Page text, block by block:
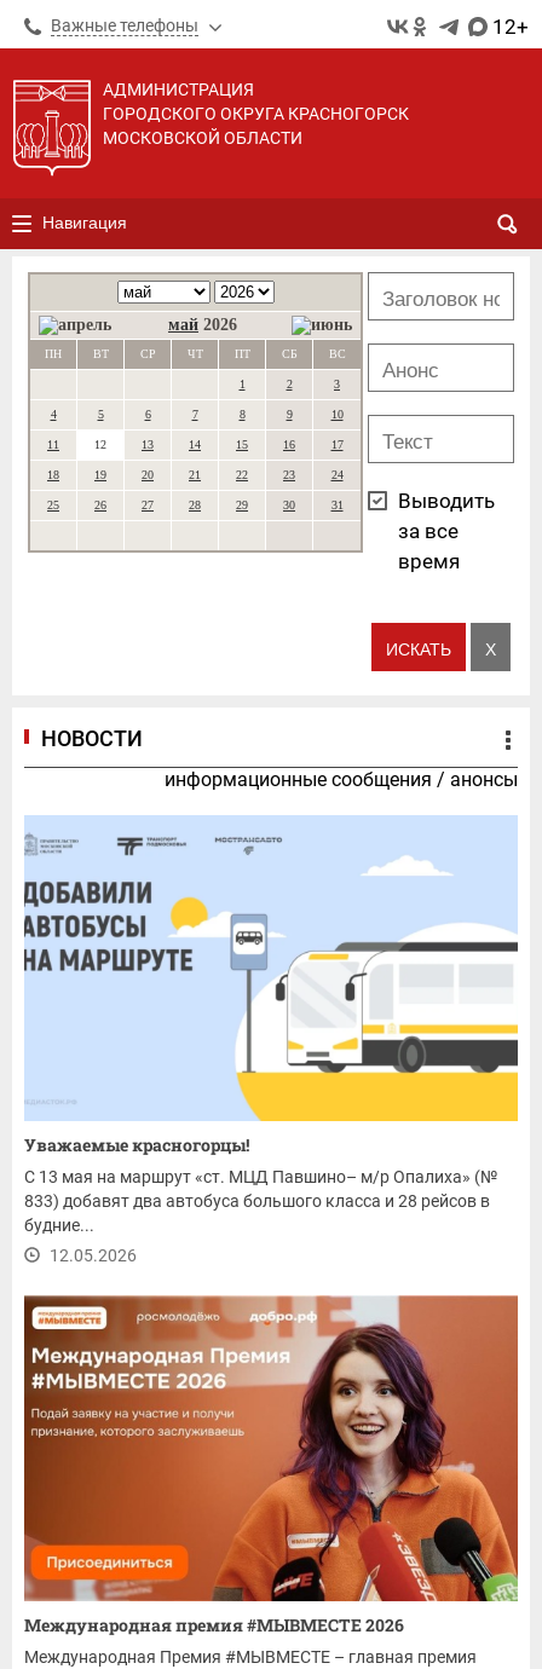
Важные телефоны 12+
АДМИНИСТРАЦИЯ
ГОРОДСКОГО ОКРУГА КРАСНОГОРСК
МОСКОВСКОЙ ОБЛАСТИ
Навигация
май 2026
ПН ВТ СР ЧТ ПТ СБ ВС
1 2 3
4 5 6 7 8 9 10
11 12 13 14 15 16 17
18 19 20 21 22 23 24
25 26 27 28 29 30 31
Выводить
за все
время
НОВОСТИ
информационные сообщения / анонсы
Уважаемые красногорцы!
С 13 мая на маршрут «ст. МЦД Павшино– м/р Опалиха» (№
833) добавят два автобуса большого класса и 28 рейсов в
будние...
12.05.2026
Международная премия #МЫВМЕСТЕ 2026
Международная Премия #МЫВМЕСТЕ – главная премия